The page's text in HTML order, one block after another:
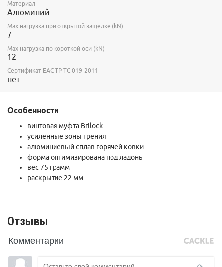
Материал
Алюминий
Max нагрузка при открытой защелке (kN)
7
Max нагрузка по короткой оси (kN)
12
Сертификат ЕАС ТР ТС 019-2011
нет
Особенности
винтовая муфта Brilock
усиленные зоны трения
алюминиевый сплав горячей ковки
форма оптимизирована под ладонь
вес 75 грамм
раскрытие 22 мм
Отзывы
Комментарии